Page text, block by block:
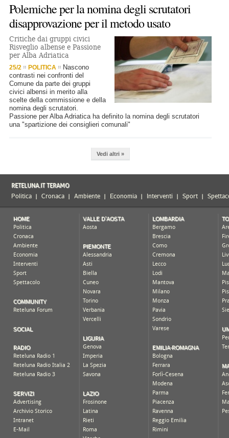
Polemiche per la nomina degli scrutatori
disapprovazione per il metodo usato
Critiche dai gruppi civici
Risveglio albense e Passione
per Alba Adriatica
25/2 POLITICA
Nascono
contrasti nei confronti del
Comune da parte dei gruppi
civici albensi in merito alla
scelte della commissione e della
nomina degli scrutatori.
Passione per Alba Adriatica ha definito la nomina degli scrutatori
una "spartizione dei consiglieri comunali"
Vedi altri »